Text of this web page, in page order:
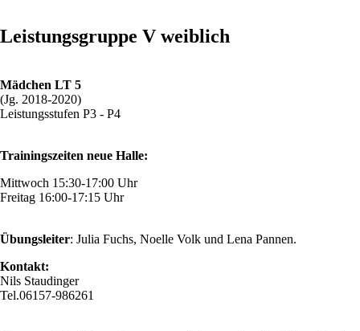
Leistungsgruppe V weiblich
Mädchen LT 5
(Jg. 2018-2020)
Leistungsstufen P3 - P4
Trainingszeiten neue Halle:
Mittwoch 15:30-17:00 Uhr
Freitag 16:00-17:15 Uhr
Übungsleiter: Julia Fuchs, Noelle Volk und Lena Pannen.
Kontakt:
Nils Staudinger
Tel.06157-986261